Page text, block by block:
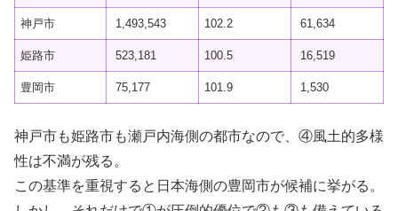
神戸市 1,493,543 102.2 61,634
姫路市 523,181 100.5 16,519
豊岡市 75,177 101.9 1,530
神戸市も姫路市も瀬戸内海側の都市なので、④風土的多様
性は不満が残る。
この基準を重視すると日本海側の豊岡市が候補に挙がる。